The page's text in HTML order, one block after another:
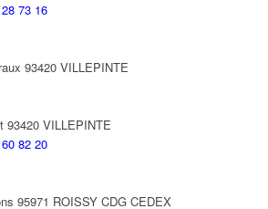
73 16
93420 VILLEPINTE
93420 VILLEPINTE
82 20
95971 ROISSY CDG CEDEX